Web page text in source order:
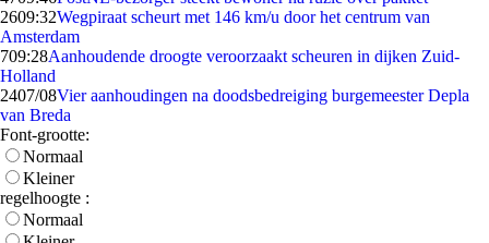
2609:32Wegpiraat scheurt met 146 km/u door het centrum van
Amsterdam
709:28Aanhoudende droogte veroorzaakt scheuren in dijken Zuid-
Holland
2407/08Vier aanhoudingen na doodsbedreiging burgemeester Depla
van Breda
Font-grootte:
Normaal
Kleiner
regelhoogte :
Normaal